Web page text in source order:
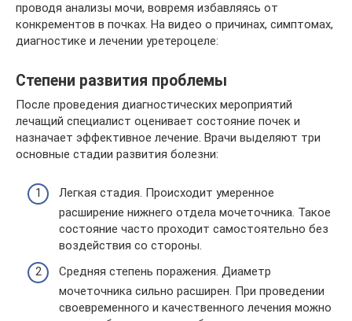
проводя анализы мочи, вовремя избавляясь от
конкрементов в почках. На видео о причинах, симптомах,
диагностике и лечении уретероцеле:
Степени развития проблемы
После проведения диагностических мероприятий
лечащий специалист оценивает состояние почек и
назначает эффективное лечение. Врачи выделяют три
основные стадии развития болезни:
Легкая стадия. Происходит умеренное
расширение нижнего отдела мочеточника. Такое
состояние часто проходит самостоятельно без
воздействия со стороны.
Средняя степень поражения. Диаметр
мочеточника сильно расширен. При проведении
своевременного и качественного лечения можно